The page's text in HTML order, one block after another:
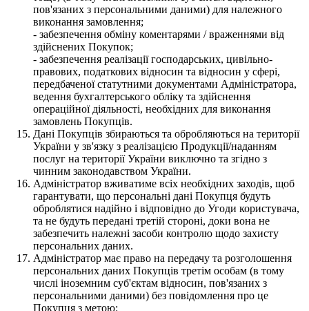
пов'язаних з персональними даними) для належного
виконання замовлення;
- забезпечення обміну коментарями / враженнями від
здійснених Покупок;
- забезпечення реалізації господарських, цивільно-
правових, податкових відносин та відносин у сфері,
передбаченої статутними документами Адміністратора,
ведення бухгалтерського обліку та здійснення
операційної діяльності, необхідних для виконання
замовлень Покупців.
Дані Покупців збираються та обробляються на території
України у зв'язку з реалізацією Продукції/наданням
послуг на території України виключно та згідно з
чинним законодавством України.
Адміністратор вживатиме всіх необхідних заходів, щоб
гарантувати, що персональні дані Покупця будуть
оброблятися надійно і відповідно до Угоди користувача,
та не будуть передані третій стороні, доки вона не
забезпечить належні засоби контролю щодо захисту
персональних даних.
Адміністратор має право на передачу та розголошення
персональних даних Покупців третім особам (в тому
числі іноземним суб'єктам відносин, пов'язаних з
персональними даними) без повідомлення про це
Покупця з метою: